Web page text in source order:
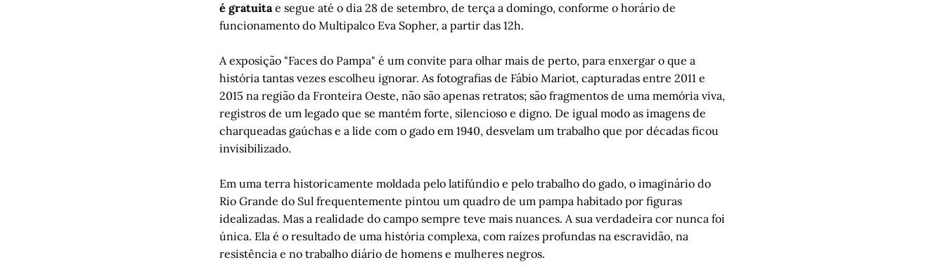
é gratuitae segue até o dia 28 de setembro, de terça a domingo, conforme o horário de
funcionamento do Multipalco Eva Sopher, a partir das 12h.
A exposição "Faces do Pampa" é um convite para olhar mais de perto, para enxergar o que a
história tantas vezes escolheu ignorar. As fotografias de Fábio Mariot, capturadas entre 2011 e
2015 na região da Fronteira Oeste, não são apenas retratos; são fragmentos de uma memória viva,
registros de um legado que se mantém forte, silencioso e digno. De igual modo as imagens de
charqueadas gaúchas e a lide com o gado em 1940, desvelam um trabalho que por décadas ficou
invisibilizado.
Em uma terra historicamente moldada pelo latifúndio e pelo trabalho do gado, o imaginário do
Rio Grande do Sul frequentemente pintou um quadro de um pampa habitado por figuras
idealizadas. Mas a realidade do campo sempre teve mais nuances. A sua verdadeira cor nunca foi
única. Ela é o resultado de uma história complexa, com raízes profundas na escravidão, na
resistência e no trabalho diário de homens e mulheres negros.